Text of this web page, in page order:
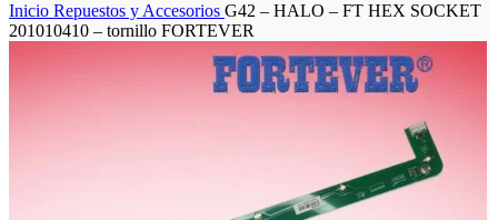
Inicio Repuestos y Accesorios G42 – HALO – FT HEX SOCKET
201010410 – tornillo FORTEVER